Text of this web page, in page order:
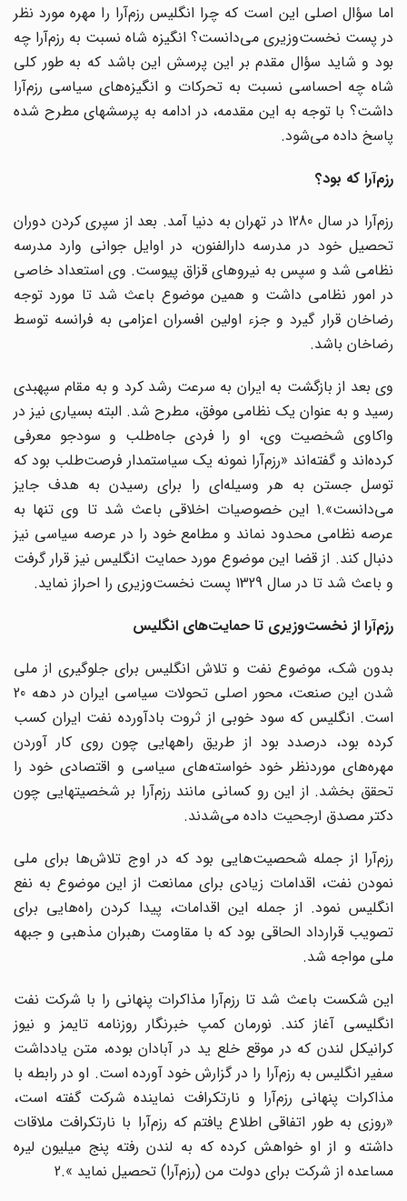
اما سؤال اصلی این است که چرا انگلیس رزم‌آرا را مهره مورد نظر
در پست نخست‌وزیری می‌دانست؟ انگیزه شاه نسبت به رزم‌آرا چه
بود و شاید سؤال مقدم بر این پرسش این باشد که به طور کلی
شاه چه احساسی نسبت به تحرکات و انگیزه‌های سیاسی رزم‌آرا
داشت؟ با توجه به این مقدمه، در ادامه به پرسشهای مطرح شده
پاسخ داده می‌شود.
رزم‌آرا که بود؟
رزم‌آرا در سال 1280 در تهران به دنیا آمد. بعد از سپری کردن دوران
تحصیل خود در مدرسه دارالفنون، در اوایل جوانی وارد مدرسه
نظامی شد و سپس به نیروهای قزاق پیوست. وی استعداد خاصی
در امور نظامی داشت و همین موضوع باعث شد تا مورد توجه
رضاخان قرار گیرد و جزء اولین افسران اعزامی به فرانسه توسط
رضاخان باشد.
وی بعد از بازگشت به ایران به سرعت رشد کرد و به مقام سپهبدی
رسید و به عنوان یک نظامی موفق، مطرح شد. البته بسیاری نیز در
واکاوی شخصیت وی، او را فردی جاه‌طلب و سودجو معرفی
کرده‌اند و گفته‌اند «رزم‌آرا نمونه یک سیاستمدار فرصت‌طلب بود که
توسل جستن به هر وسیله‌ای را برای رسیدن به هدف جایز
می‌دانست».1 این خصوصیات اخلاقی باعث شد تا وی تنها به
عرصه نظامی محدود نماند و مطامع خود را در عرصه سیاسی نیز
دنبال کند. از قضا این موضوع مورد حمایت انگلیس نیز قرار گرفت
و باعث شد تا در سال 1329 پست نخست‌وزیری را احراز نماید.
رزم‌آرا از نخست‌وزیری تا حمایت‌های انگلیس
بدون شک، موضوع نفت و تلاش انگلیس برای جلوگیری از ملی
شدن این صنعت، محور اصلی تحولات سیاسی ایران در دهه 20
است. انگلیس که سود خوبی از ثروت بادآورده نفت ایران کسب
کرده بود، درصدد بود از طریق راههایی چون روی کار آوردن
مهره‌های موردنظر خود خواسته‌های سیاسی و اقتصادی خود را
تحقق بخشد. از این رو کسانی مانند رزم‌آرا بر شخصیتهایی چون
دکتر مصدق ارجحیت داده می‌شدند.
رزم‌آرا از جمله شحصیت‌هایی بود که در اوج تلاش‌ها برای ملی
نمودن نفت، اقدامات زیادی برای ممانعت از این موضوع به نفع
انگلیس نمود. از جمله این اقدامات، پیدا کردن راه‌هایی برای
تصویب قرارداد الحاقی بود که با مقاومت رهبران مذهبی و جبهه
ملی مواجه شد.
این شکست باعث شد تا رزم‌آرا مذاکرات پنهانی را با شرکت نفت
انگلیسی آغاز کند. نورمان کمپ خبرنگار روزنامه تایمز و نیوز
کرانیکل لندن که در موقع خلع ید در آبادان بوده، متن یادداشت
سفیر انگلیس به رزم‌آرا را در گزارش خود آورده است. او در رابطه با
مذاکرات پنهانی رزم‌آرا و نارتکرافت نماینده شرکت گفته است،
«روزی به طور اتفاقی اطلاع یافتم که رزم‌آرا با نارتکرافت ملاقات
داشته و از او خواهش کرده که به لندن رفته پنج میلیون لیره
مساعده از شرکت برای دولت من (رزم‌آرا) تحصیل نماید ».2